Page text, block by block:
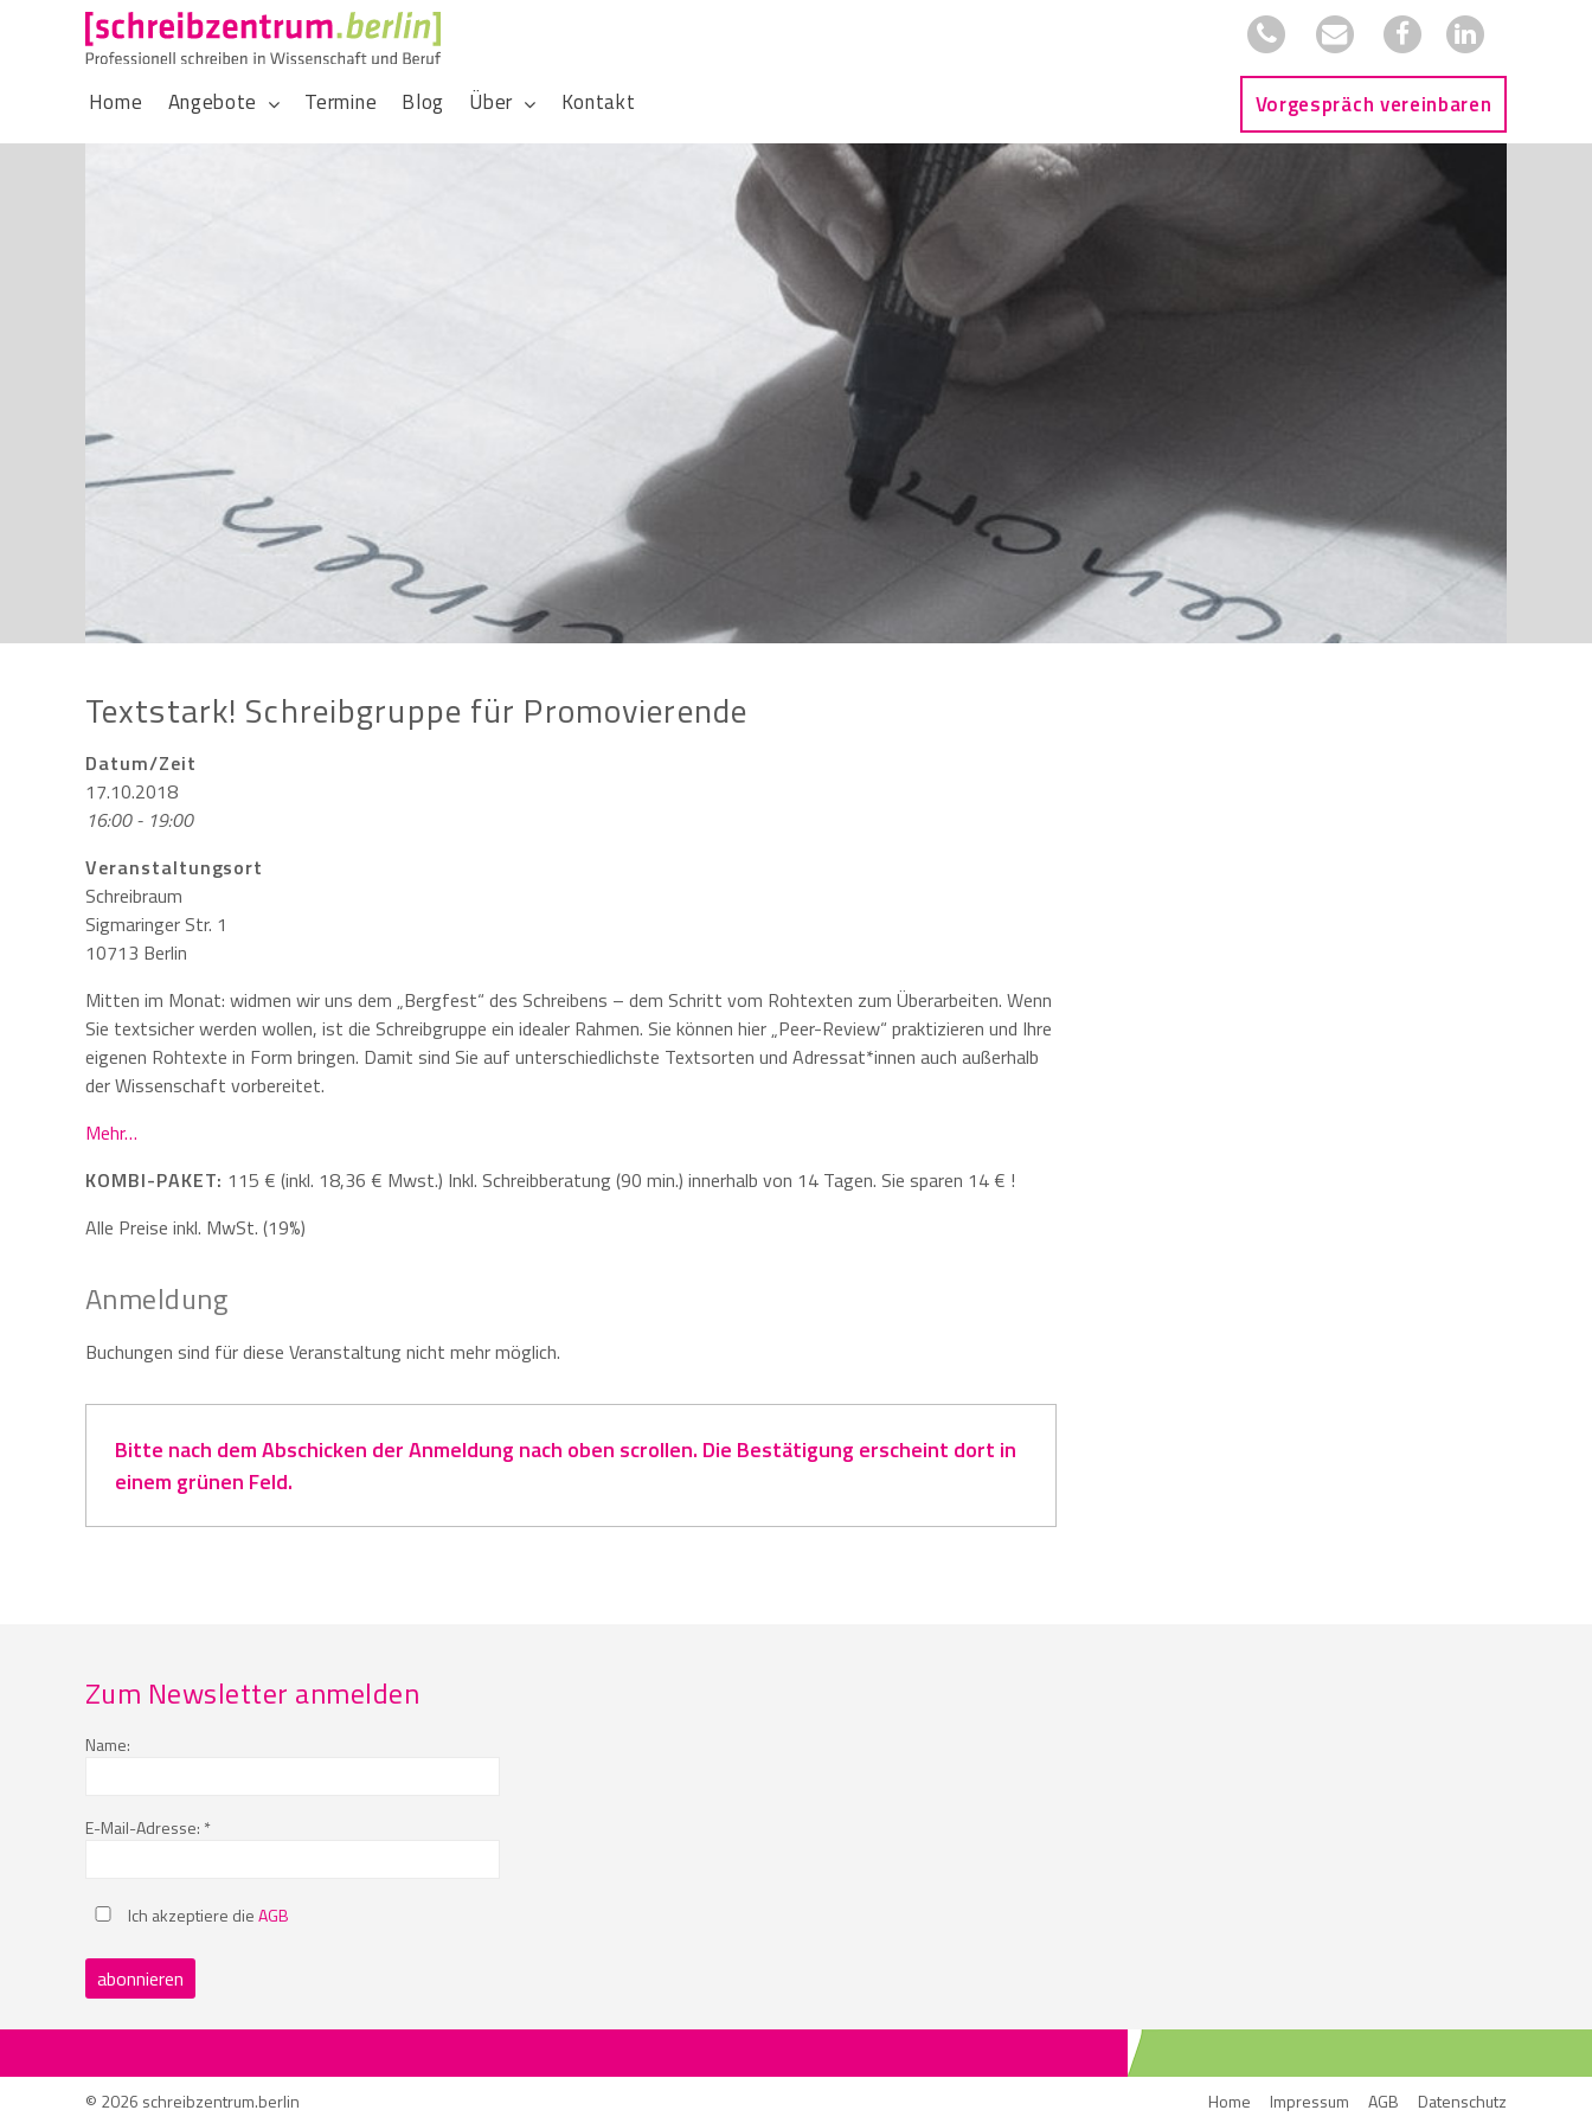
Home Angebote Termine Blog Über Kontakt Vorgespräch vereinbaren
Textstark! Schreibgruppe für Promovierende
Datum/Zeit
17.10.2018
16:00 - 19:00
Veranstaltungsort
Schreibraum
Sigmaringer Str. 1
10713 Berlin
Mitten im Monat: widmen wir uns dem „Bergfest“ des Schreibens – dem Schritt vom Rohtexten zum Überarbeiten. Wenn
Sie textsicher werden wollen, ist die Schreibgruppe ein idealer Rahmen. Sie können hier „Peer-Review“ praktizieren und Ihre
eigenen Rohtexte in Form bringen. Damit sind Sie auf unterschiedlichste Textsorten und Adressat*innen auch außerhalb
der Wissenschaft vorbereitet.
Mehr…
KOMBI-PAKET: 115 € (inkl. 18,36 € Mwst.) Inkl. Schreibberatung (90 min.) innerhalb von 14 Tagen. Sie sparen 14 € !
Alle Preise inkl. MwSt. (19%)
Anmeldung
Buchungen sind für diese Veranstaltung nicht mehr möglich.
Bitte nach dem Abschicken der Anmeldung nach oben scrollen. Die Bestätigung erscheint dort in
einem grünen Feld.
Zum Newsletter anmelden
Name:
E-Mail-Adresse: *
Ich akzeptiere dieAGB
© 2026 schreibzentrum.berlin Home Impressum AGB Datenschutz